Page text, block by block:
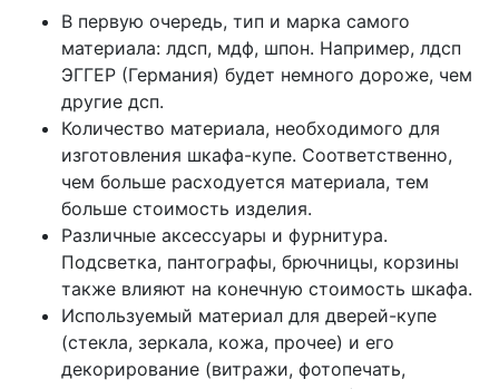
В первую очередь, тип и марка самого
материала: лдсп, мдф, шпон. Например, лдсп
ЭГГЕР (Германия) будет немного дороже, чем
другие дсп.
Количество материала, необходимого для
изготовления шкафа-купе. Соответственно,
чем больше расходуется материала, тем
больше стоимость изделия.
Различные аксессуары и фурнитура.
Подсветка, пантографы, брючницы, корзины
также влияют на конечную стоимость шкафа.
Используемый материал для дверей-купе
(стекла, зеркала, кожа, прочее) и его
декорирование (витражи, фотопечать,